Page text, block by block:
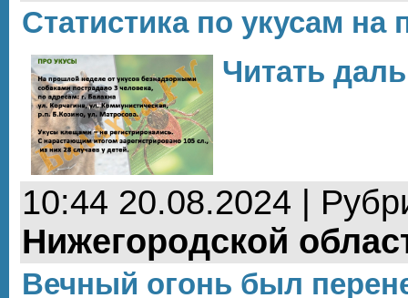
Статистика по укусам
Читать
10:44 20.08.2024 |
Нижегородской
Вечный огонь был